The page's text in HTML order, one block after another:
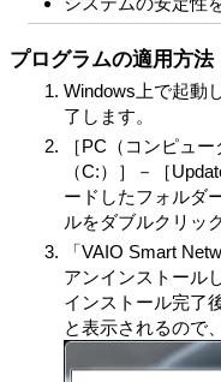
プログラムの適用方法
Windows上で起動
了します。
［PC（コンピュ
（C:）］－［
ードしたフォルダ
ルをダブルクリッ
「VAIO Smart
アンインストール
インストール完了
と表示されるので